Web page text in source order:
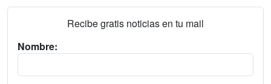
Recibe gratis noticias en tu mail
Nombre: